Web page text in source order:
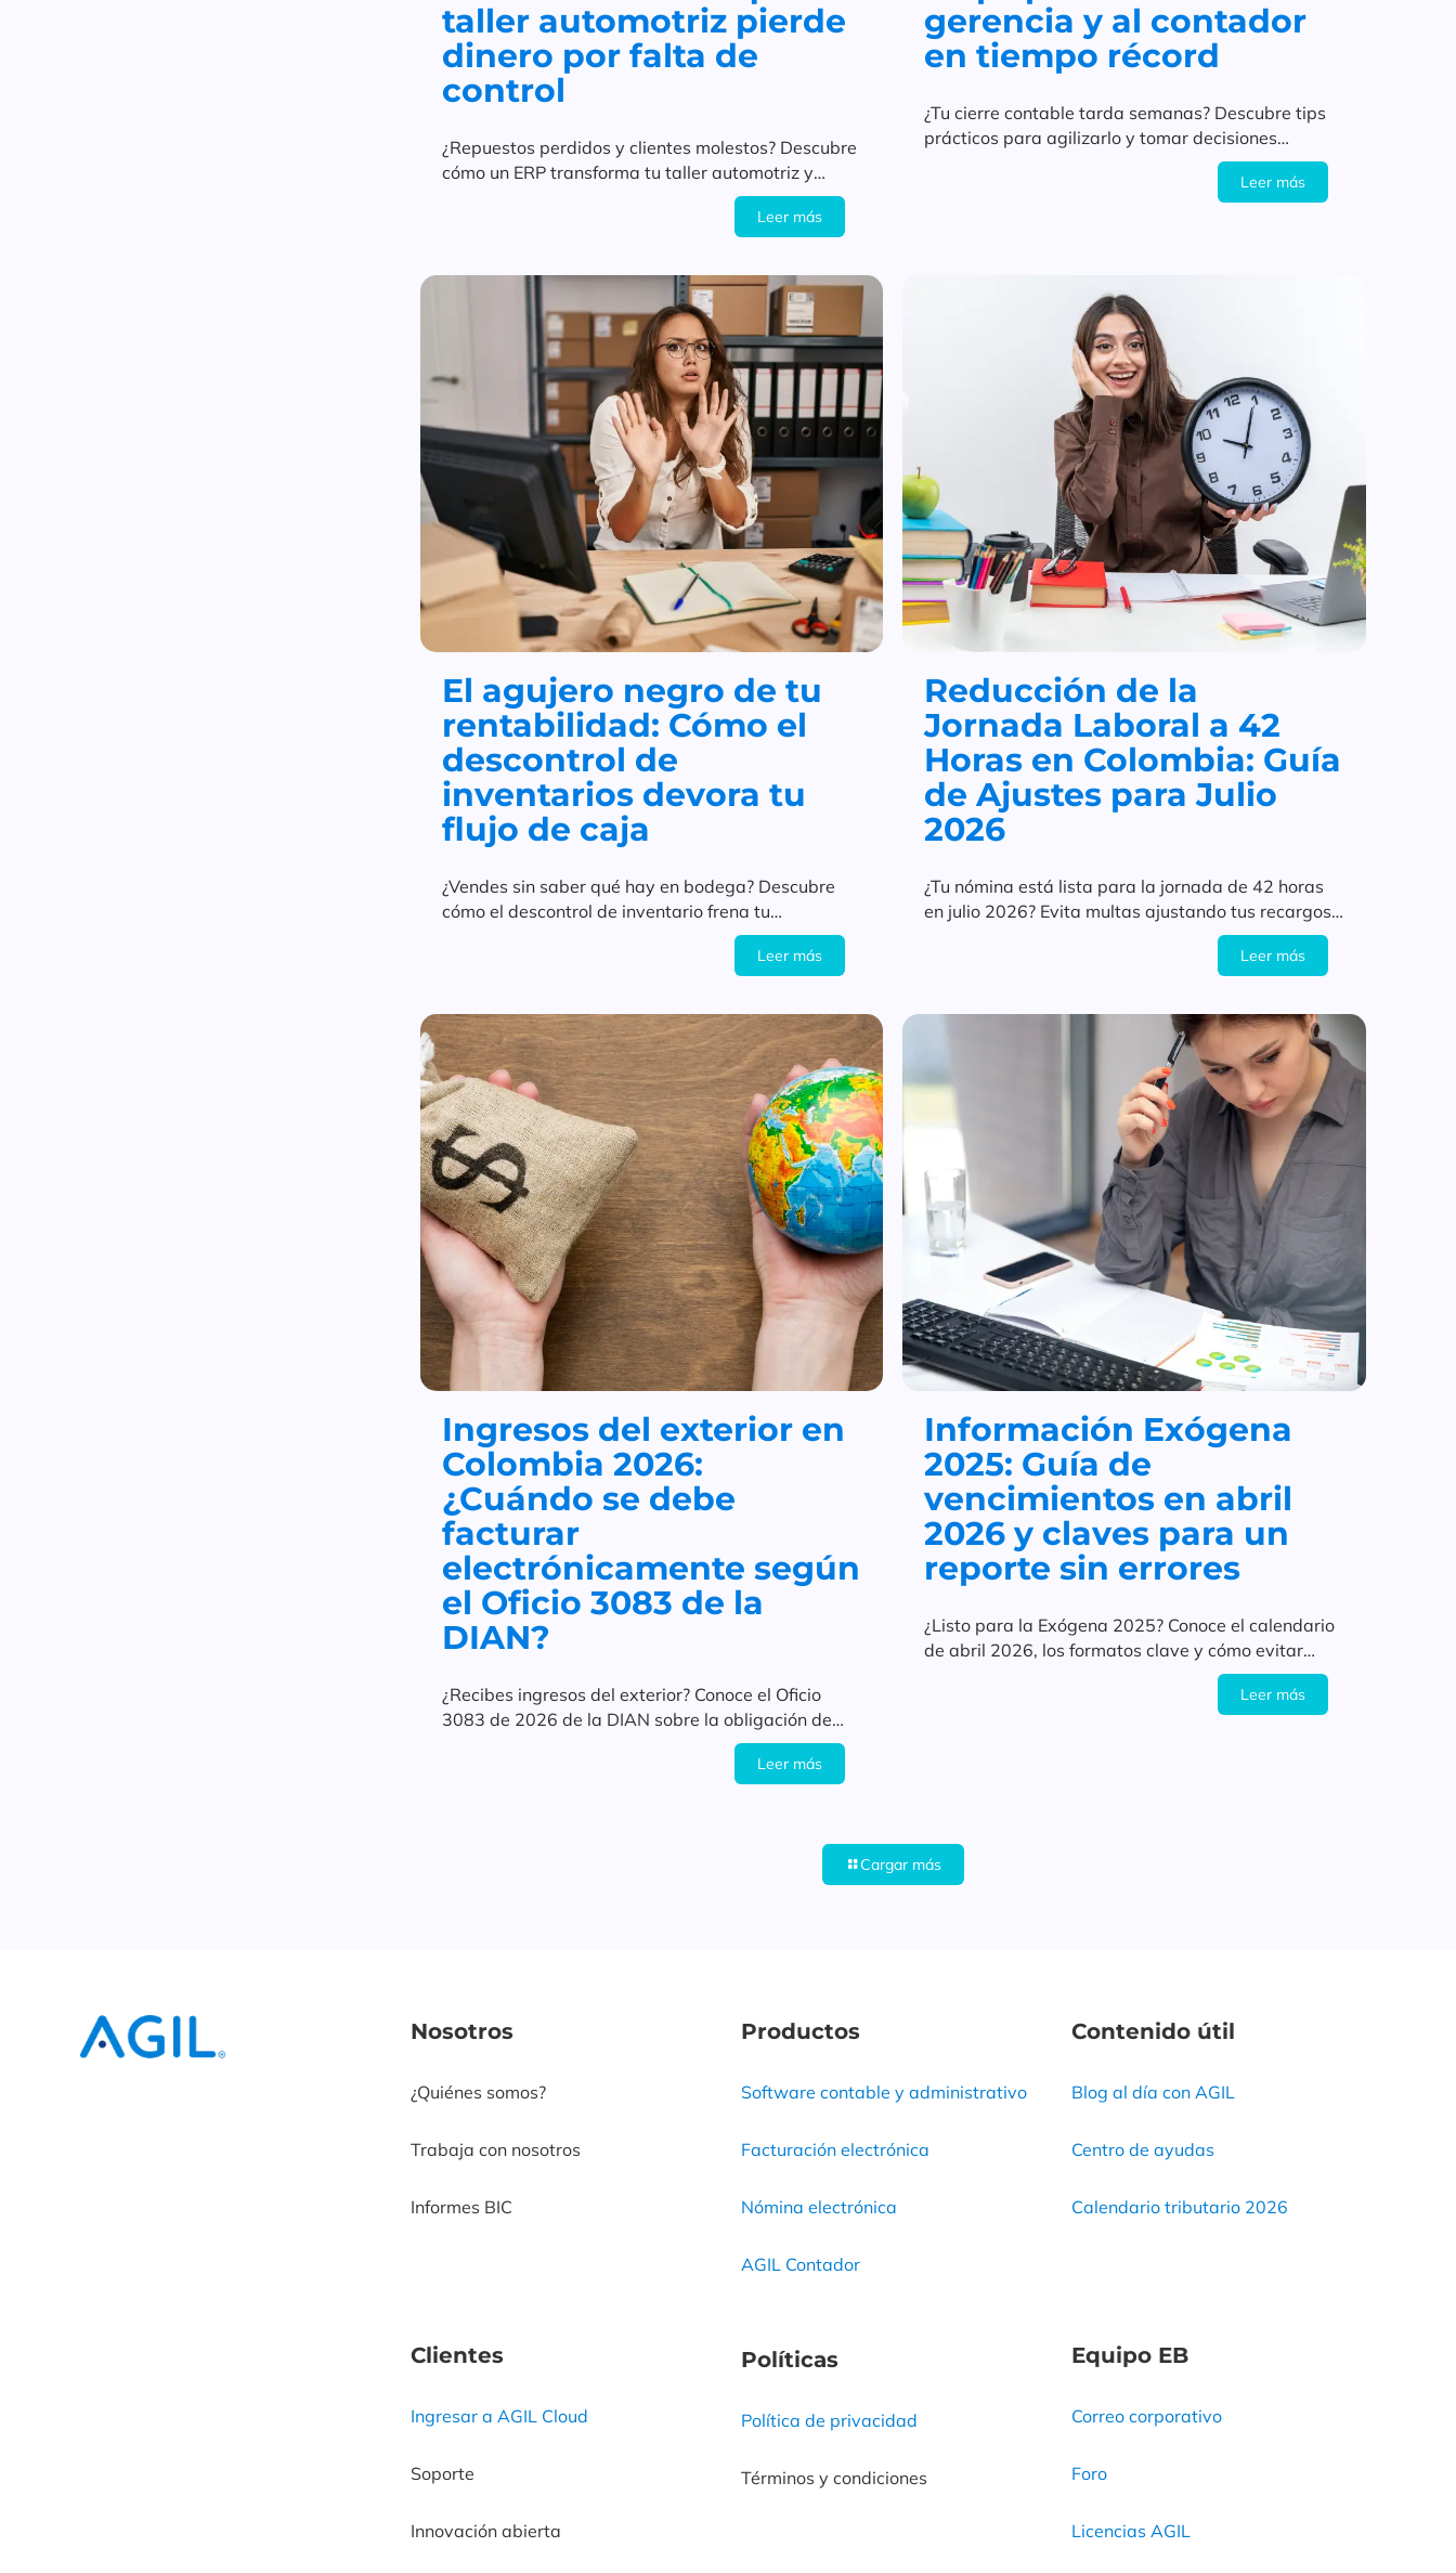
taller automotriz pierde
dinero por falta de
control
¿Repuestos perdidos y clientes molestos? Descubre
cómo un ERP transforma tu taller automotriz y
Leer más
gerencia y al contador
en tiempo récord
¿Tu cierre contable tarda semanas? Descubre tips
prácticos para agilizarlo y tomar decisiones
Leer más
El agujero negro de tu
rentabilidad: Cómo el
descontrol de
inventarios devora tu
flujo de caja
¿Vendes sin saber qué hay en bodega? Descubre
cómo el descontrol de inventario frena tu
Leer más
Reducción de la
Jornada Laboral a 42
Horas en Colombia: Guía
de Ajustes para Julio
2026
¿Tu nómina está lista para la jornada de 42 horas
en julio 2026? Evita multas ajustando tus recargos
Leer más
Ingresos del exterior en
Colombia 2026:
¿Cuándo se debe
facturar
electrónicamente según
el Oficio 3083 de la
DIAN?
¿Recibes ingresos del exterior? Conoce el Oficio
3083 de 2026 de la DIAN sobre la obligación de
Leer más
Información Exógena
2025: Guía de
vencimientos en abril
2026 y claves para un
reporte sin errores
¿Listo para la Exógena 2025? Conoce el calendario
de abril 2026, los formatos clave y cómo evitar
Leer más
Cargar más
Nosotros
¿Quiénes somos?
Trabaja con nosotros
Informes BIC
Clientes
Ingresar a AGIL Cloud
Soporte
Innovación abierta
Productos
Software contable y administrativo
Facturación electrónica
Nómina electrónica
AGIL Contador
Políticas
Política de privacidad
Términos y condiciones
Contenido útil
Blog al día con AGIL
Centro de ayudas
Calendario tributario 2026
Equipo EB
Correo corporativo
Foro
Licencias AGIL